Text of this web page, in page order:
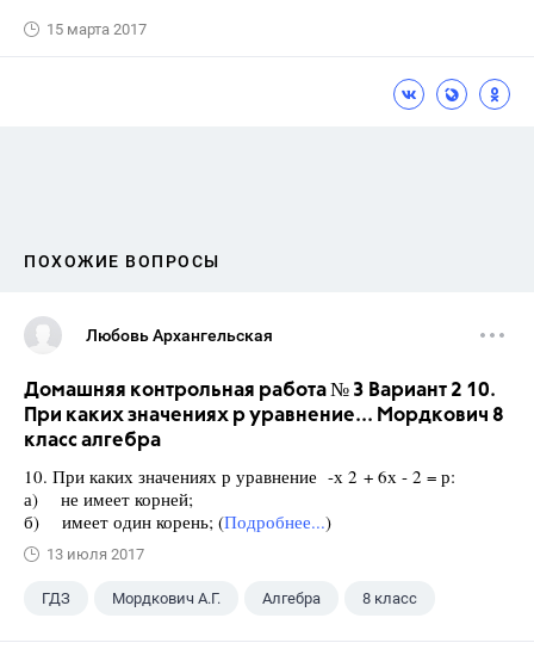
15 марта 2017
ПОХОЖИЕ ВОПРОСЫ
Любовь Архангельская
Домашняя контрольная работа № 3 Вариант 2 10.
При каких значениях р уравнение... Мордкович 8
класс алгебра
10. При каких значениях р уравнение -х 2 + 6х - 2 = р:
а) не имеет корней;
б) имеет один корень; (Подробнее...)
13 июля 2017
ГДЗ Мордкович А.Г. Алгебра 8 класс